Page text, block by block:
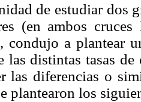
de estudiar dos
(en ambos
condujo a plantear
las distintas tasas
las diferencias o
plantearon los